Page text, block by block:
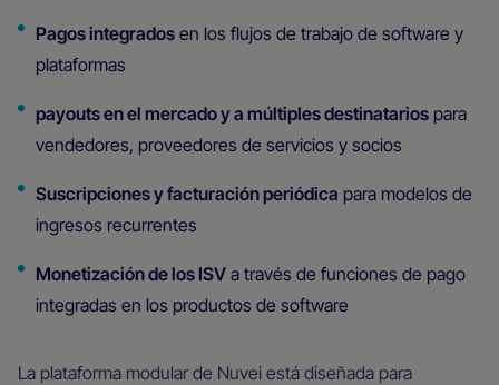
Pagos integrados en los flujos de trabajo de software y
plataformas
payouts en el mercado y a múltiples destinatarios para
vendedores, proveedores de servicios y socios
Suscripciones y facturación periódica para modelos de
ingresos recurrentes
Monetización de los ISV a través de funciones de pago
integradas en los productos de software
La plataforma modular de Nuvei está diseñada para